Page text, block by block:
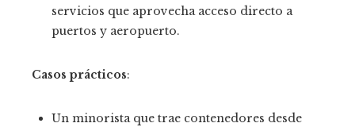
servicios que aprovecha acceso directo a
puertos y aeropuerto.
Casos prácticos:
Un minorista que trae contenedores desde